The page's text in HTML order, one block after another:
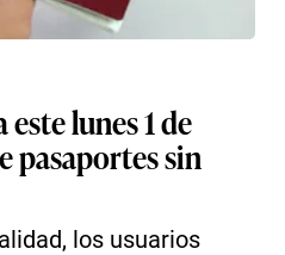
lunes 1 de
pasaportes sin
los usuarios